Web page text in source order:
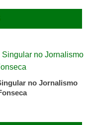
no Jornalismo